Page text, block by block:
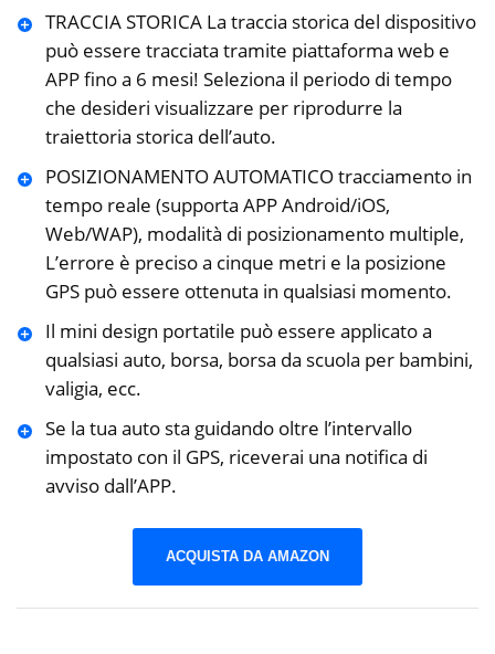
TRACCIA STORICA La traccia storica del dispositivo
può essere tracciata tramite piattaforma web e
APP fino a 6 mesi! Seleziona il periodo di tempo
che desideri visualizzare per riprodurre la
traiettoria storica dell’auto.
POSIZIONAMENTO AUTOMATICO tracciamento in
tempo reale (supporta APP Android/iOS,
Web/WAP), modalità di posizionamento multiple,
L’errore è preciso a cinque metri e la posizione
GPS può essere ottenuta in qualsiasi momento.
Il mini design portatile può essere applicato a
qualsiasi auto, borsa, borsa da scuola per bambini,
valigia, ecc.
Se la tua auto sta guidando oltre l’intervallo
impostato con il GPS, riceverai una notifica di
avviso dall’APP.
ACQUISTA DA AMAZON